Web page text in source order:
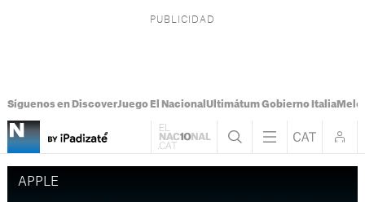
Síguenos en DiscoverJuego El Nacional Ultimátum Gobierno Italia
APPLE